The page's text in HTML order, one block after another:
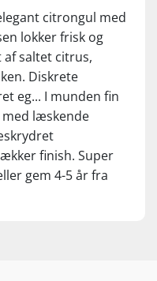
citrongul med
lokker frisk og
saltet citrus,
Diskrete
eg... I munden fin
læskende
finish. Super
gem 4-5 år fra